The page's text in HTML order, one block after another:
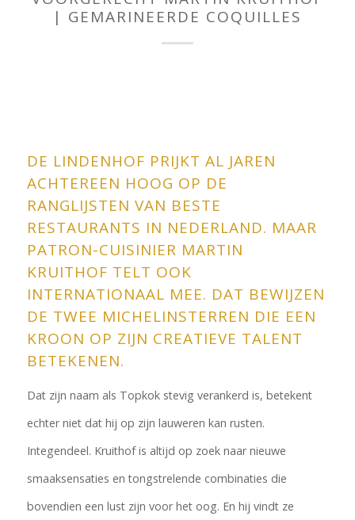
| GEMARINEERDE COQUILLES
DE LINDENHOF PRIJKT AL JAREN
ACHTEREEN HOOG OP DE
RANGLIJSTEN VAN BESTE
RESTAURANTS IN NEDERLAND. MAAR
PATRON-CUISINIER MARTIN
KRUITHOF TELT OOK
INTERNATIONAAL MEE. DAT BEWIJZEN
DE TWEE MICHELINSTERREN DIE EEN
KROON OP ZIJN CREATIEVE TALENT
BETEKENEN.
Dat zijn naam als Topkok stevig verankerd is, betekent
echter niet dat hij op zijn lauweren kan rusten.
Integendeel. Kruithof is altijd op zoek naar nieuwe
smaaksensaties en tongstrelende combinaties die
bovendien een lust zijn voor het oog. En hij vindt ze